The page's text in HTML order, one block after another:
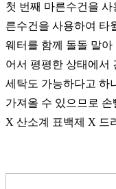
첫 번째 마른수건을
른수건을 사용하여 타
웨터를 함께 돌돌 말아
어서 평평한 상태에서
세탁도 가능하다고 하
가져올 수 있으므로
X 산소계 표백제 X 드